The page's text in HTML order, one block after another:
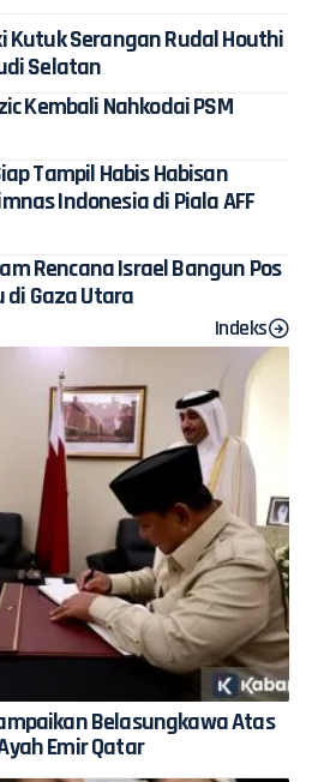
Kutuk Serangan Rudal Houthi
Selatan
Kembali Nahkodai PSM
Tampil Habis Habisan
Indonesia di Piala AFF
Rencana Israel Bangun Pos
di Gaza Utara
Indeks
Belasungkawa Atas
Emir Qatar